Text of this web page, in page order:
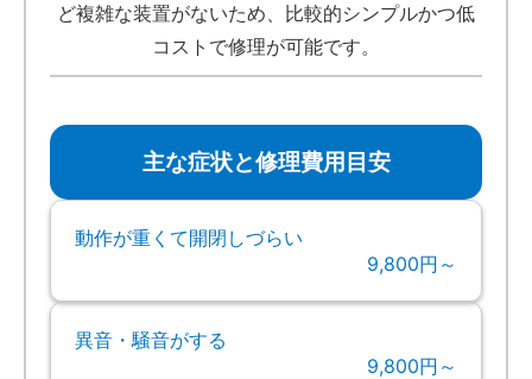
ど複雑な装置がないため、比較的シンプルかつ低
コストで修理が可能です。
主な症状と修理費用目安
動作が重くて開閉しづらい
9,800円～
異音・騒音がする
9,800円～